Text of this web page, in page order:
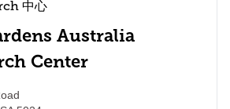
中心
Australia
Center